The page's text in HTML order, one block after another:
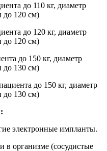
до 110 кг, диаметр
до 120 см)
до 120 кг, диаметр
до 120 см)
до 150 кг, диаметр
до 130 см)
до 150 кг, диаметр
до 130 см)
электронные импланты.
в организме (сосудистые